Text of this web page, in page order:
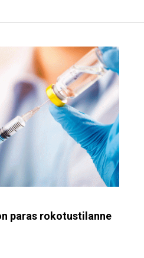
paras rokotustilanne